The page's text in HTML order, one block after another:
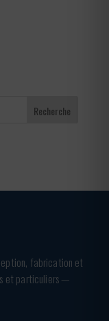
Recherche
fabrication et
et particuliers —